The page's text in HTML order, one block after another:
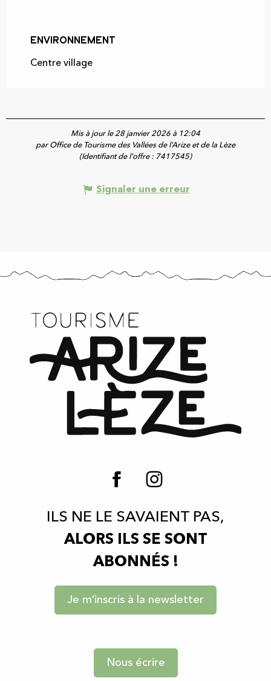
Environnement
Environnement
Centre village
Mis à jour le 28 janvier 2026 à 12:04
par Office de Tourisme des Vallées de l’Arize et de la Lèze
(Identifiant de l'offre : 7417545)
Signaler une erreur
ILS NE LE SAVAIENT PAS,
ALORS ILS SE SONT
ABONNÉS !
Je m’inscris à la newsletter
Nous écrire